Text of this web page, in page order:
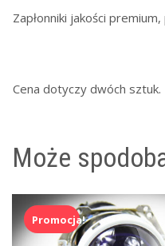
Zapłonniki jakości
Cena dotyczy dwóch sztuk.
Może
Promocja!